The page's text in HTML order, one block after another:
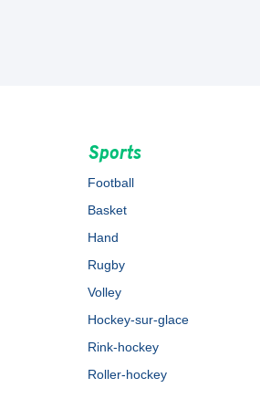
Sports
Football
Basket
Hand
Rugby
Volley
Hockey-sur-glace
Rink-hockey
Roller-hockey